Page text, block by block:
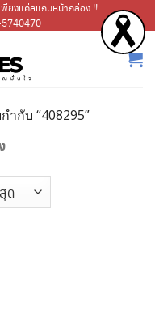
พียงแค่สแกนหน้ากล่อง !!
5740470
กับ “408295”